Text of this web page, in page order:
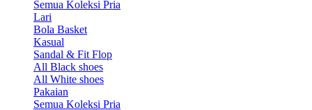
Semua Koleksi Pria
Lari
Bola Basket
Kasual
Sandal & Fit Flop
All Black shoes
All White shoes
Pakaian
Semua Koleksi Pria